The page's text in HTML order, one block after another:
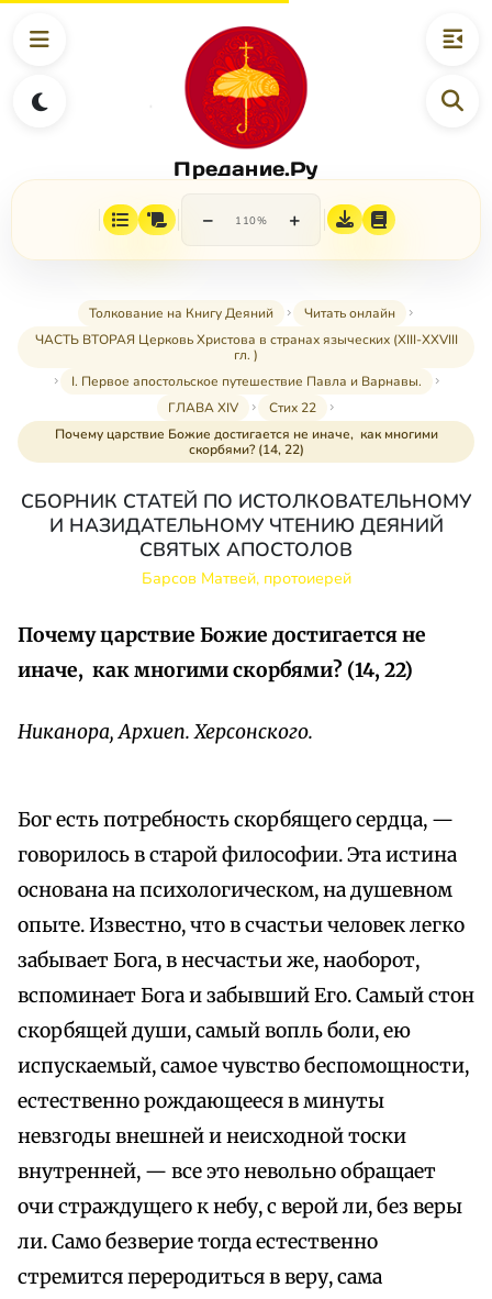
Предание.Ру
− 110% +
Толкование на Книгу Деяний
Читать онлайн
ЧАСТЬ ВТОРАЯ Церковь Христова в странах языческих (XIII-XXVIII
гл. )
I. Первое апостольское путешествие Павла и Варнавы.
ГЛАВА XIV
Стих 22
Почему царствие Божие достигается не иначе, как многими
скорбями? (14, 22)
СБОРНИК СТАТЕЙ ПО ИСТОЛКОВАТЕЛЬНОМУ
И НАЗИДАТЕЛЬНОМУ ЧТЕНИЮ ДЕЯНИЙ
СВЯТЫХ АПОСТОЛОВ
Барсов Матвей, протоиерей
Почему царствие Божие достигается не
иначе, как многими скорбями? (14, 22)
Никанора, Архиеп. Херсонского.
Бог есть потребность скорбящего сердца, —
говорилось в старой философии. Эта истина
основана на психологическом, на душевном
опыте. Известно, что в счастьи человек легко
забывает Бога, в несчастьи же, наоборот,
вспоминает Бога и забывший Его. Самый стон
скорбящей души, самый вопль боли, ею
испускаемый, самое чувство беспомощности,
естественно рождающееся в минуты
невзгоды внешней и неисходной тоски
внутренней, — все это невольно обращает
очи страждущего к небу, с верой ли, без веры
ли. Само безверие тогда естественно
стремится переродиться в веру, сама